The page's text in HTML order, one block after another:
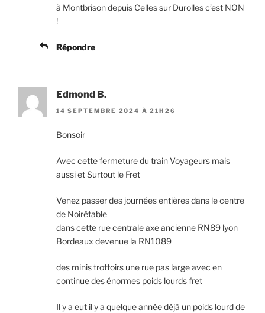
à Montbrison depuis Celles sur Durolles c’est NON
!
Répondre
Edmond B.
14 SEPTEMBRE 2024 À 21H26
Bonsoir
Avec cette fermeture du train Voyageurs mais
aussi et Surtout le Fret
Venez passer des journées entières dans le centre
de Noirétable
dans cette rue centrale axe ancienne RN89 lyon
Bordeaux devenue la RN1089
des minis trottoirs une rue pas large avec en
continue des énormes poids lourds fret
Il y a eut il y a quelque année déjà un poids lourd de